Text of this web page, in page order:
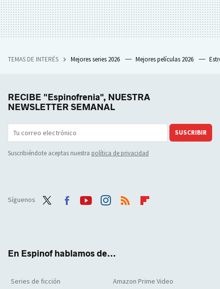
TEMAS DE INTERÉS Mejores series 2026 Mejores películas 2026
RECIBE "Espinofrenia", NUESTRA
NEWSLETTER SEMANAL
SUSCRIBIR
Suscribiéndote aceptas nuestra política de privacidad
Síguenos
En Espinof hablamos de...
Series de ficción Amazon Prime Video